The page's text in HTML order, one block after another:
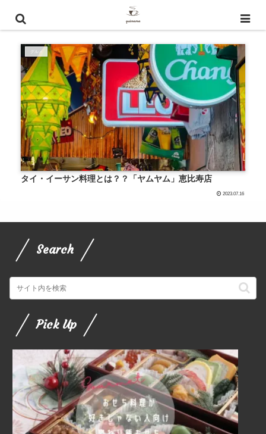
タイ・イーサン料理 どこ
グルメ
タイ・イーサン料理とは？？「ヤムヤム」恵比寿店
2023.07.16
Search
Pick Up